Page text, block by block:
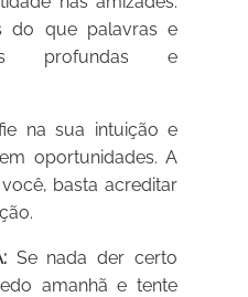
do que palavras e
profundas e
na sua intuição e
oportunidades. A
basta acreditar
Se nada der certo
amanhã e tente